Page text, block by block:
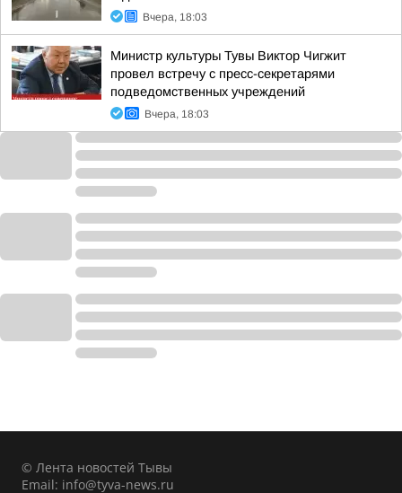
Вчера, 18:03
Министр культуры Тувы Виктор Чигжит
провел встречу с пресс-секретарями
подведомственных учреждений
Вчера, 18:03
© Лента новостей Тывы
Email: info@tyva-news.ru